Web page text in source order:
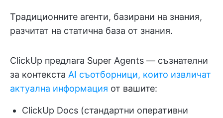
Традиционните агенти, базирани на знания,
разчитат на статична база от знания.
ClickUp предлага Super Agents — съзнателни
за контекста AI съотборници, които извличат
актуална информация от вашите:
ClickUp Docs (стандартни оперативни